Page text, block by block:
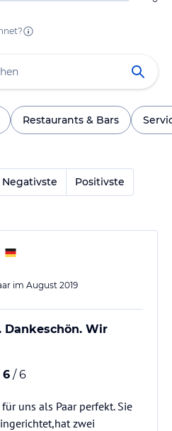
Restaurants & Bars
Negativste Positivste
im August 2019
Wir
6 / 6
uns als Paar perfekt. Sie
zwei